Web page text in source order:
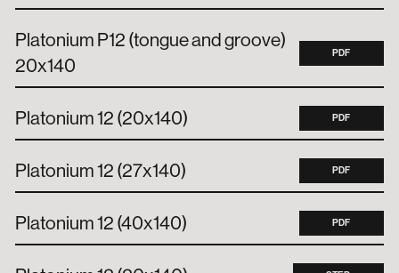
Platonium P12 (tongue and groove)
20x140
PDF
Platonium 12 (20x140) PDF
Platonium 12 (27x140) PDF
Platonium 12 (40x140) PDF